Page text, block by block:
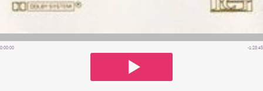
0:00:00 -1:28:45